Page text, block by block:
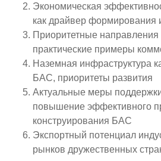
Крокус Экспо
Документы
Контакты
Для участников
Заявка на участие
Прилет на выставку
Основные требования МВЦ «Крокус
Для посетителей
Место проведения HeliRussia
Схема проезда
Правила доступа и пребывания
Для СМИ
Аккредитация прессы
Условия инфопартнёрства
Положение об аккредитации
Публикации о выставке
Экономическая
как драйвер формирования
Приоритетные
практические примеры
Наземная инфраструктура
БАС, приоритеты развития
Актуальные меры
повышение эффективного
конструирования БАС
Экспортный потенциал
рынков дружественных